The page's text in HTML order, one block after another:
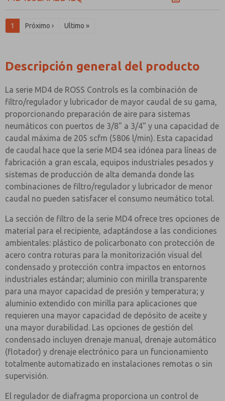
1 Próximo › Ultimo »
Descripción general del producto
La serie MD4 de ROSS Controls es la combinación de
filtro/regulador y lubricador de mayor caudal de su gama,
proporcionando preparación de aire para sistemas
neumáticos con puertos de 3/8" a 3/4" y una capacidad de
caudal máxima de 205 scfm (5806 l/min). Esta capacidad
de caudal hace que la serie MD4 sea idónea para líneas de
fabricación a gran escala, equipos industriales pesados y
sistemas de producción de alta demanda donde las
combinaciones de filtro/regulador y lubricador de menor
caudal no pueden satisfacer el consumo neumático total.
La sección de filtro de la serie MD4 ofrece tres opciones de
material para el recipiente, adaptándose a las condiciones
ambientales: plástico de policarbonato con protección de
acero contra roturas para la monitorización visual del
condensado y protección contra impactos en entornos
industriales estándar; aluminio con mirilla transparente
para una mayor capacidad de presión y temperatura; y
aluminio extendido con mirilla para aplicaciones que
requieren una mayor capacidad de depósito de aceite y
una mayor durabilidad. Las opciones de gestión del
condensado incluyen drenaje manual, drenaje automático
(flotador) y drenaje electrónico para un funcionamiento
totalmente automatizado en instalaciones remotas o sin
supervisión.
El regulador de diafragma proporciona un control de